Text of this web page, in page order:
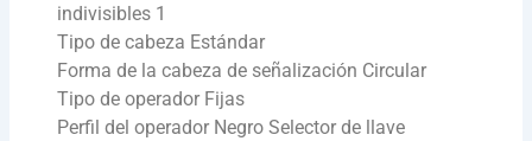
indivisibles 1
Tipo de cabeza Estándar
Forma de la cabeza de señalización Circular
Tipo de operador Fijas
Perfil del operador Negro Selector de llave